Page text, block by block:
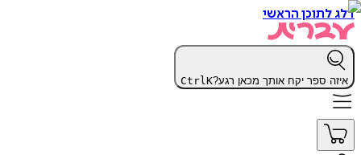
דלג לתוכן הראשי
איזה ספר יקח אותך מכאן רגע? CtrlK